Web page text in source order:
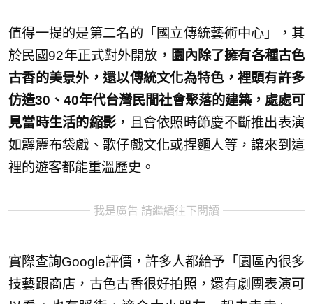
值得一提的是第二名的「國立傳統藝術中心」，其
於民國92年正式對外開放， 園內除了擁有各種古色
古香的美景外，還以傳統文化為特色，裡頭有許多
仿造30、40年代台灣民間社會聚落的建築，處處可
見當時生活的縮影，且會依照時節慶不斷推出表演
如霹靂布袋戲、歌仔戲文化或捏麵人等，讓來到這
裡的遊客都能重溫歷史。
我是廣告 請繼續往下閱讀
實際查詢Google評價，許多人都給予「園區內很多
技藝跟商店，古色古香很好拍照，還有劇團表演可